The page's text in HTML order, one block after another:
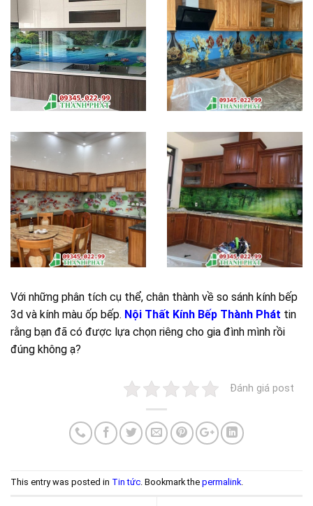
Với những phân tích cụ thể, chân thành về so sánh kính bếp
3d và kính màu ốp bếp. Nội Thất Kính Bếp Thành Phát tin
rằng bạn đã có được lựa chọn riêng cho gia đình mình rồi
đúng không ạ?
Đánh giá post
This entry was posted in Tin tức. Bookmark the permalink.